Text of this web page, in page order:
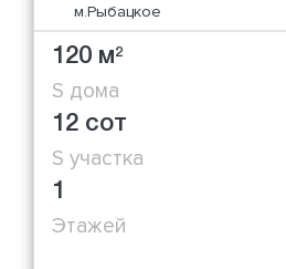
м.Рыбацкое
120 м2
S дома
12 сот
S участка
1
Этажей